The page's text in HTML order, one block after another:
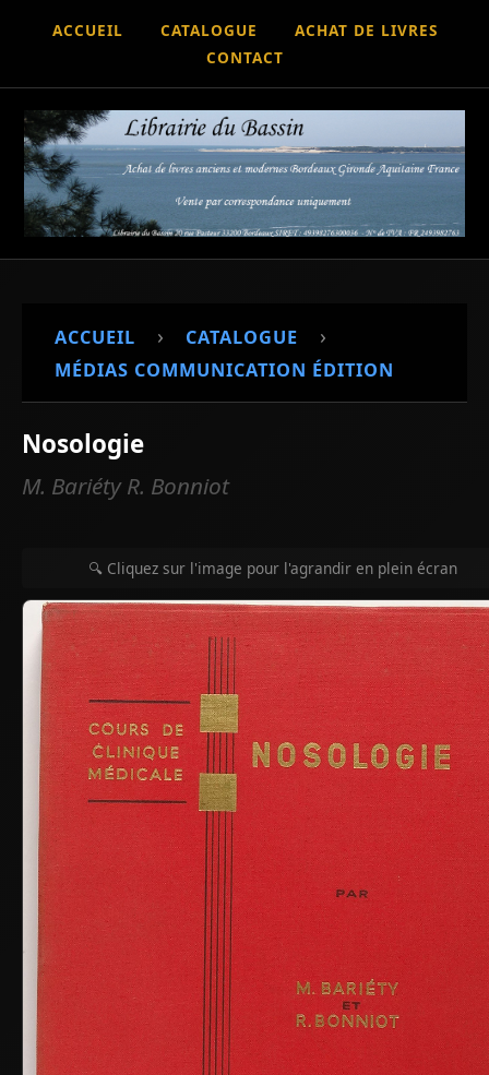
ACCUEIL CATALOGUE
ACHAT DE LIVRES
CONTACT
ACCUEIL › CATALOGUE ›
MÉDIAS COMMUNICATION ÉDITION
Nosologie
M. Bariéty R. Bonniot
🔍 Cliquez sur l'image pour l'agrandir en plein écran